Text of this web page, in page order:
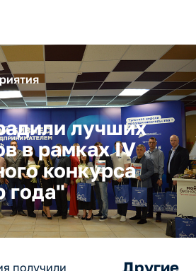
лучших
в рамках IV
конкурса
года"
получили